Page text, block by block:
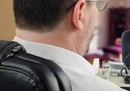
Chikungunya, dengue,
West Nile : que se passe-
t-il dans le sud de la
France ?
Les médicaments GLP-1
protègent-ils aussi les os